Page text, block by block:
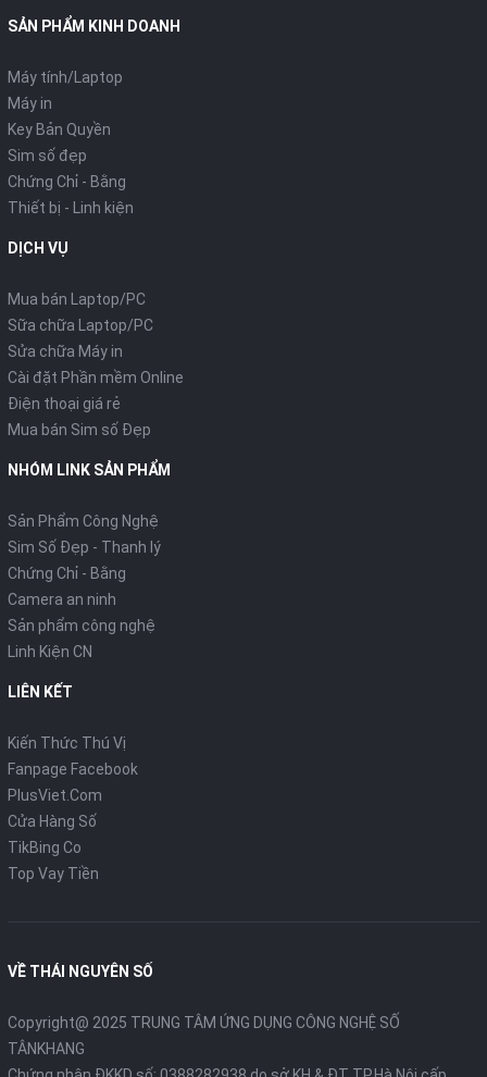
SẢN PHẨM KINH DOANH
Máy tính/Laptop
Máy in
Key Bản Quyền
Sim số đẹp
Chứng Chỉ - Bằng
Thiết bị - Linh kiện
DỊCH VỤ
Mua bán Laptop/PC
Sữa chữa Laptop/PC
Sửa chữa Máy in
Cài đặt Phần mềm Online
Điện thoại giá rẻ
Mua bán Sim số Đẹp
NHÓM LINK SẢN PHẨM
Sản Phẩm Công Nghệ
Sim Số Đẹp - Thanh lý
Chứng Chỉ - Bằng
Camera an ninh
Sản phẩm công nghệ
Linh Kiện CN
LIÊN KẾT
Kiến Thức Thú Vị
Fanpage Facebook
PlusViet.Com
Cửa Hàng Số
TikBing Co
Top Vay Tiền
VỀ THÁI NGUYÊN SỐ
Copyright@ 2025 TRUNG TÂM ỨNG DỤNG CÔNG NGHỆ SỐ
TÂNKHANG